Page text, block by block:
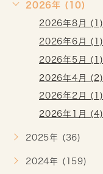
2026年 (10)
2026年8月 (1)
2026年6月 (1)
2026年5月 (1)
2026年4月 (2)
2026年2月 (1)
2026年1月 (4)
2025年 (36)
2024年 (159)